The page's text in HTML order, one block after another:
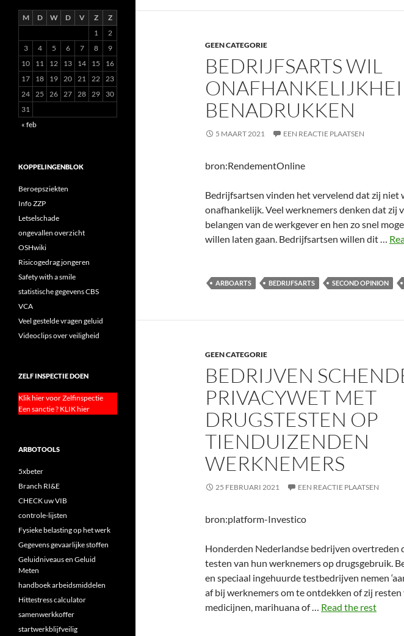
GEEN CATEGORIE
BEDRIJFSARTS WIL
BENADRUKKEN
5 MAART 2021 EEN REACTIE PLAATSEN
bron:RendementOnline
Bedrijfsartsen vinden het vervelend dat zij niet
onafhankelijk. Veel werknemers denken dat zij
belangen van de werkgever en hen zo snel
willen laten gaan. Bedrijfsartsen willen dit …
ARBOARTS BEDRIJFSARTS SECOND OPINION
GEEN CATEGORIE
BEDRIJVEN
PRIVACYWET MET
DRUGSTESTEN OP
TIENDUIZENDEN
WERKNEMERS
25 FEBRUARI 2021 EEN REACTIE PLAATSEN
bron:platform-Investico
Honderden Nederlandse bedrijven overtreden
testen van hun werknemers op drugsgebruik.
en speciaal ingehuurde testbedrijven nemen
af bij werknemers om te ontdekken of zij resten
medicijnen, marihuana of … Read the rest
M D W D V Z
Z
1
2
3
4 5 6 7 8
9
10
11 12 13 14 15
16
17
18 19 20 21 22
23
24
25 26 27 28 29
30
31
« feb
KOPPELINGENBLOK
Beroepsziekten
Info ZZP
Letselschade
ongevallen overzicht
OSHwiki
Risicogedrag jongeren
Safety with a smile
statistische gegevens CBS
VCA
Veel gestelde vragen geluid
Videoclips over veiligheid
ZELF INSPECTIE DOEN
Klik hier voor Zelfinspectie
Een sanctie ? KLIK hier
ARBOTOOLS
5xbeter
Branch RI&E
CHECK uw VIB
controle-lijsten
Fysieke belasting op het werk
Gegevens gevaarlijke stoffen
Geluidniveaus en Geluid
Meten
handboek arbeidsmiddelen
Hittestress calculator
samenwerkkoffer
startwerkblijfveilig